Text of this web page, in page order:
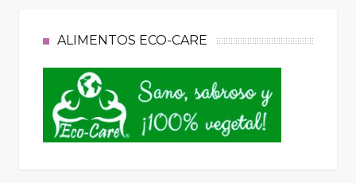
ALIMENTOS ECO-CARE